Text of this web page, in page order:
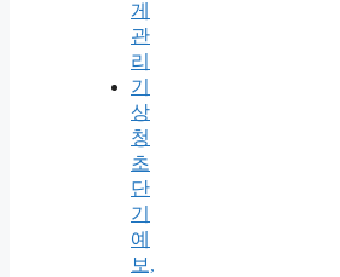
게
관
리
기
상
청
초
단
기
예
보,